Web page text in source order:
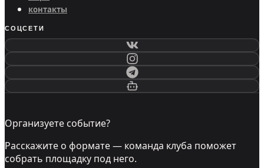
контакты
СОЦСЕТИ
Организуете событие?
Расскажите о формате — команда клуба поможет
собрать площадку под него.